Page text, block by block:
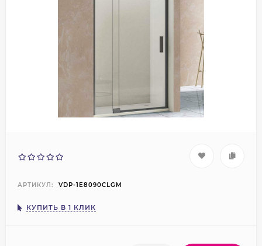
АРТИКУЛ: VDP-1E8090CLGM
КУПИТЬ В 1 КЛИК